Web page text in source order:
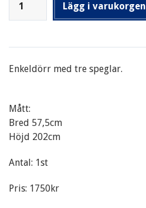
Lägg i varukorgen
Enkeldörr med tre speglar.
Mått:
Bred 57,5cm
Höjd 202cm
Antal: 1st
Pris: 1750kr